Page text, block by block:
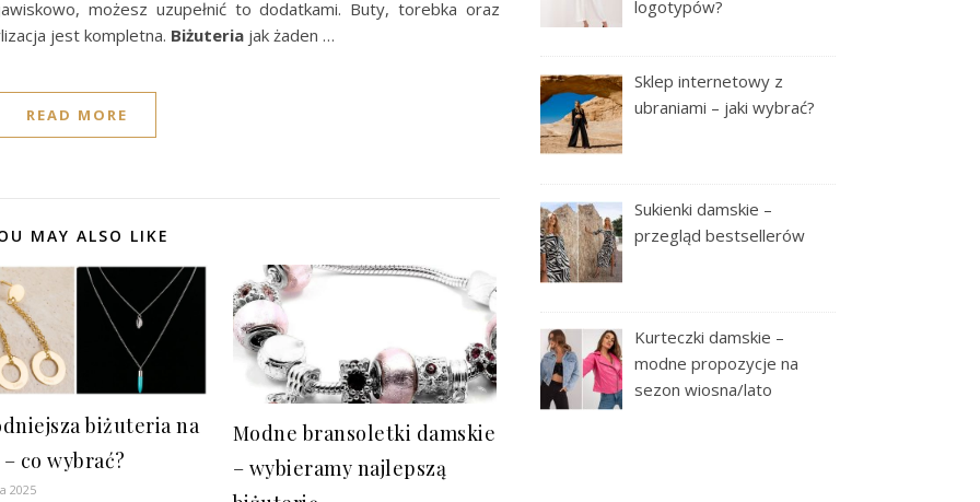
możesz uzupełnić to dodatkami. Buty, torebka oraz
jest kompletna. Biżuteria jak żaden …
READ MORE
MAY ALSO LIKE
biżuteria na
co wybrać?
2025
Modne bransoletki damskie
– wybieramy najlepszą
logotypów?
Sklep internetowy z
ubraniami – jaki wybrać?
Sukienki damskie –
przegląd bestsellerów
Kurteczki damskie –
modne propozycje na
sezon wiosna/lato